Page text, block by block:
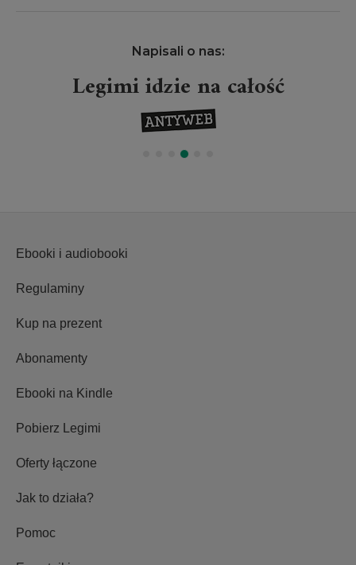
Napisali o nas:
Legimi idzie na całość
Ebooki i audiobooki
Regulaminy
Kup na prezent
Abonamenty
Ebooki na Kindle
Pobierz Legimi
Oferty łączone
Jak to działa?
Pomoc